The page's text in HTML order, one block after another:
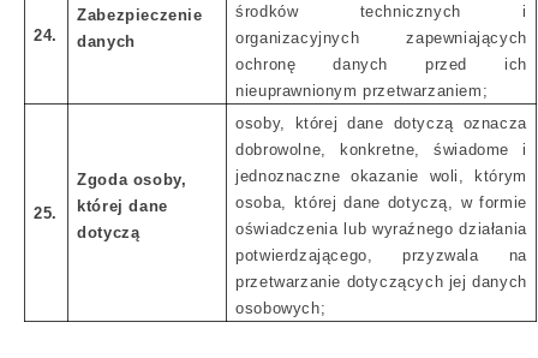
24.
Zabezpieczenie
danych
środków technicznych i
organizacyjnych zapewniających
ochronę danych przed ich
nieuprawnionym przetwarzaniem;
25.
Zgoda osoby,
której dane
dotyczą
osoby, której dane dotyczą oznacza
dobrowolne, konkretne, świadome i
jednoznaczne okazanie woli, którym
osoba, której dane dotyczą, w formie
oświadczenia lub wyraźnego działania
potwierdzającego, przyzwala na
przetwarzanie dotyczących jej danych
osobowych;